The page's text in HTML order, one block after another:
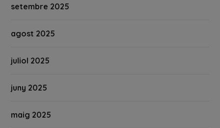
setembre 2025
agost 2025
juliol 2025
juny 2025
maig 2025